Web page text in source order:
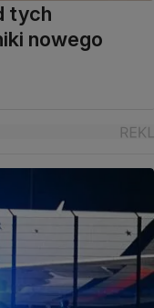
tych
nowego